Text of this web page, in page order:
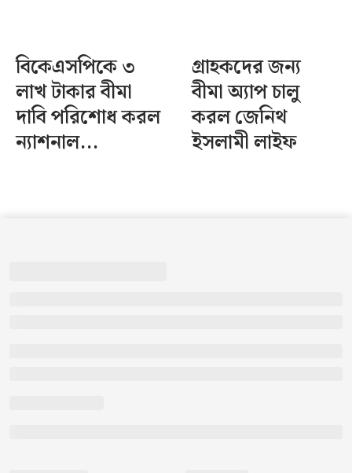
বিকেএসপিকে ৩
লাখ টাকার বীমা
দাবি পরিশোধ করল
ন্যাশনাল...
গ্রাহকদের জন্য
বীমা অ্যাপ চালু
করল জেনিথ
ইসলামী লাইফ